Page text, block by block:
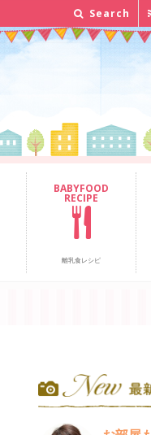
Search
BABYFOOD
RECIPE
離乳食レシピ